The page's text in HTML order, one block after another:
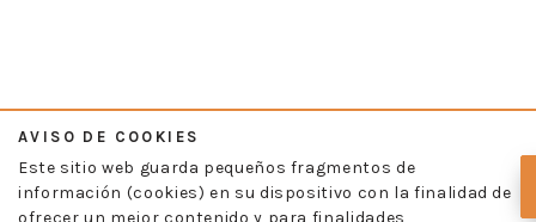
AVISO DE COOKIES
Este sitio web guarda pequeños fragmentos de
información (cookies) en su dispositivo con la finalidad de
ofrecer un mejor contenido y para finalidades